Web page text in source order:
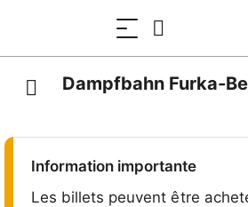
Dampfbahn Furka-
Information importante
Les billets peuvent être